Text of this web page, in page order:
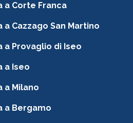
a Corte Franca
Cazzago San Martino
a Provaglio di Iseo
a Iseo
a Milano
a Bergamo